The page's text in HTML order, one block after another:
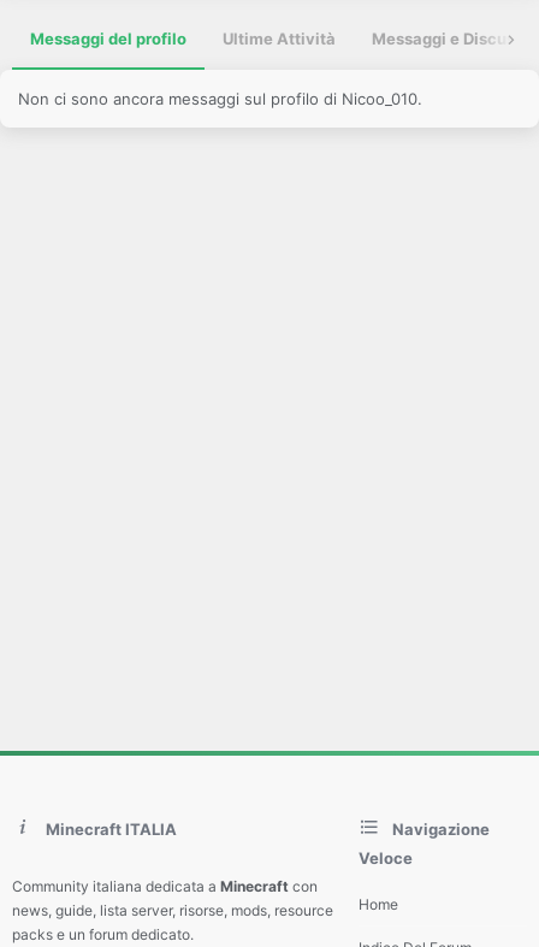
Messaggi del profilo Ultime Attività Messaggi e
Non ci sono ancora messaggi sul profilo di Nicoo_010.
Minecraft ITALIA
Community italiana dedicata a Minecraft con
news, guide, lista server, risorse, mods, resource
packs e un forum dedicato.
Navigazione
Veloce
Home